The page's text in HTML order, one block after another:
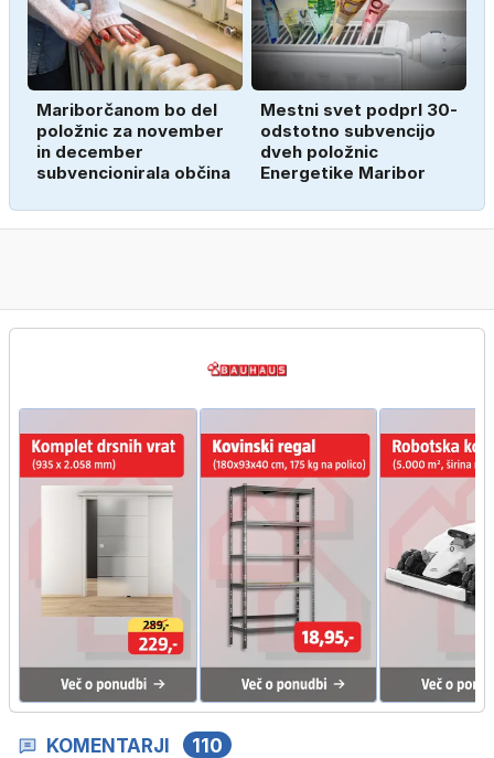
Mariborčanom bo del
položnic za november
in december
subvencionirala občina
Mestni svet podprl 30-
odstotno subvencijo
dveh položnic
Energetike Maribor
KOMENTARJI 110